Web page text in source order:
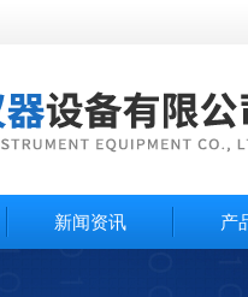
新闻资讯 产